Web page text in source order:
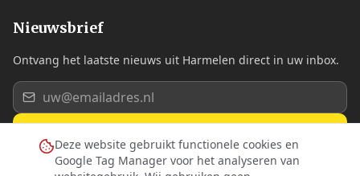
Deze website gebruikt functionele cookies en
Google Tag Manager voor het analyseren van
Nieuwsbrief
Ontvang het laatste nieuws uit Harmelen direct in uw inbox.
Aanmelden
Ik ga akkoord met de privacyverklaring .